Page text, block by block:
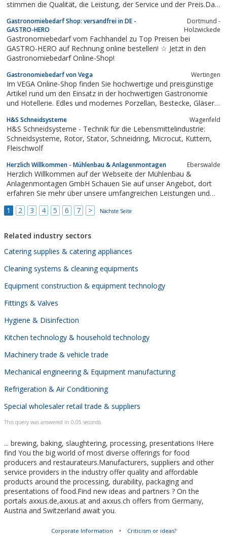
stimmen die Qualität, die Leistung, der Service und der Preis.Das
um.Ascobloc Bartscher Bauscher Convotherm Chromonorm
Ebinger Heidebrenner KBS Berthos...
Gastronomiebedarf Shop: versandfrei in DE -
GASTRO-HERO
Dortmund -
Holzwickede
Gastronomiebedarf vom Fachhandel zu Top Preisen bei
GASTRO-HERO auf Rechnung online bestellen! ☆ Jetzt in den
Gastronomiebedarf Online-Shop!
Gastronomiebedarf von Vega Wertingen
Im VEGA Online-Shop finden Sie hochwertige und preisgünstige
Artikel rund um den Einsatz in der hochwertigen Gastronomie
und Hotellerie. Edles und modernes Porzellan, Bestecke, Gläser,
H&S Schneidsysteme Wagenfeld
H&S Schneidsysteme - Technik für die Lebensmittelindustrie:
Schneidsysteme, Rotor, Stator, Schneidring, Microcut, Kuttern,
Fleischwolf
Herzlich Willkommen - Mühlenbau & Anlagenmontagen Eberswalde
Herzlich Willkommen auf der Webseite der Mühlenbau &
Anlagenmontagen GmbH Schauen Sie auf unser Angebot, dort
erfahren Sie mehr über unsere umfangreichen Leistungen und
uns über das Formular zu kontaktieren. Wir freuen uns auf Ihre
1 2 3 4 5 6 7 > Nächste Seite
Related industry sectors
Catering supplies & catering appliances
Cleaning systems & cleaning equipments
Equipment construction & equipment technology
Fittings & Valves
Hygiene & Disinfection
Kitchen technology & household technology
Machinery trade & vehicle trade
Mechanical engineering & Equipment manufacturing
Refrigeration & Air Conditioning
Special wholesaler retail trade & suppliers
This query was answered in 0,05 seconds.
... brewing, baking, slaughtering, processing, presentations !Here
find You the big world of most diverse offerings for food
producers and restaurateurs.Manufacturers, suppliers and other
service providers in the industry offer quality and affordable
products around the processing, durability, packaging and
presentations of food.Find new ideas and partners ? On the
portals axxus.de,axxus.at and axxus.ch offers from Germany,
Austria and Switzerland await you.
Corporate Information • Criticism or ideas?